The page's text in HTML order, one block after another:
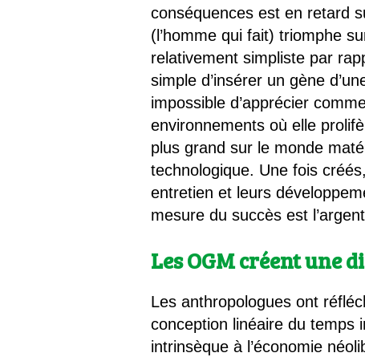
conséquences est en retard
(l’homme qui fait) triomphe
relativement simpliste par
simple d’insérer un gène
impossible d’apprécier
environnements où elle
plus grand sur le monde
technologique. Une fois
entretien et leurs
mesure du succès est
Les OGM créent une
Les anthropologues ont
conception linéaire du temps
intrinsèque à l’économie